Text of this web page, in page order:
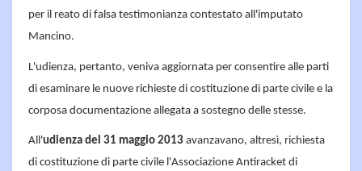
per il reato di falsa testimonianza contestato all'imputato
Mancino.
L'udienza, pertanto, veniva aggiornata per consentire alle parti
di esaminare le nuove richieste di costituzione di parte civile e la
corposa documentazione allegata a sostegno delle stesse.
All'udienza del 31 maggio 2013 avanzavano, altresì, richiesta
di costituzione di parte civile l'Associazione Antiracket di